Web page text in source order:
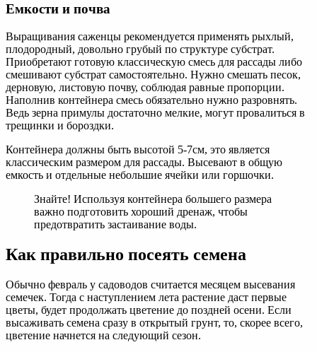
Емкости и почва
Выращивания саженцы рекомендуется применять рыхлый,
плодородный, довольно грубый по структуре субстрат.
Приобретают готовую классическую смесь для рассады либо
смешивают субстрат самостоятельно. Нужно смешать песок,
дерновую, листовую почву, соблюдая равные пропорции.
Наполнив контейнера смесь обязательно нужно разровнять.
Ведь зерна примулы достаточно мелкие, могут провалиться в
трещинки и бороздки.
Контейнера должны быть высотой 5-7см, это является
классическим размером для рассады. Высевают в общую
емкость и отдельные небольшие ячейки или горшочки.
Знайте! Используя контейнера большего размера
важно подготовить хороший дренаж, чтобы
предотвратить застаивание воды.
Как правильно посеять семена
Обычно февраль у садоводов считается месяцем высевания
семечек. Тогда с наступлением лета растение даст первые
цветы, будет продолжать цветение до поздней осени. Если
высаживать семена сразу в открытый грунт, то, скорее всего,
цветение начнется на следующий сезон.